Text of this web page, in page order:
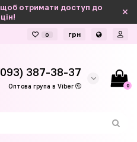
щоб отримати доступ до
0 грн
387-38-37
Оптова група в Viber 0